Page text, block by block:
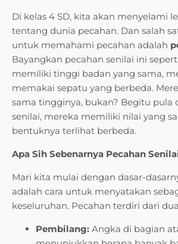
Di kelas 4 SD, kita akan menyelami
tentang dunia pecahan. Dan salah
untuk memahami pecahan adalah
Bayangkan pecahan senilai ini
memiliki tinggi badan yang sama,
memakai sepatu yang berbeda.
sama tingginya, bukan? Begitu pula
senilai, mereka memiliki nilai yang
bentuknya terlihat berbeda.
Apa Sih Sebenarnya Pecahan
Mari kita mulai dengan dasar-
adalah cara untuk menyatakan
keseluruhan. Pecahan terdiri dari
Pembilang: Angka di bagian